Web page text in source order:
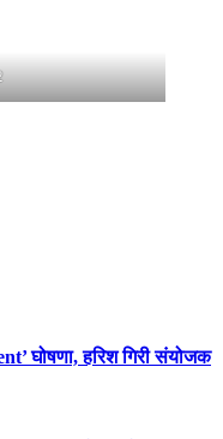
घोषणा, हरिश गिरी संयोजक